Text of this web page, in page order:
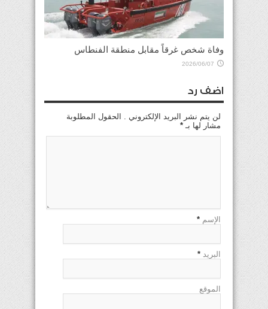
وفاة شخص غرقاً مقابل منطقة الفنطاس
2026/06/07
اضف رد
لن يتم نشر البريد الإلكتروني . الحقول المطلوبة
مشار لها بـ *
الإسم *
البريد *
الموقع